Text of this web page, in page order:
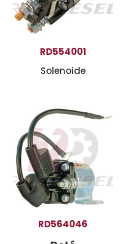
RD554001
Solenoide
RD564046